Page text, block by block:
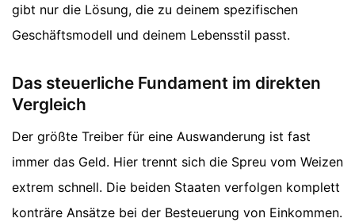
gibt nur die Lösung, die zu deinem spezifischen
Geschäftsmodell und deinem Lebensstil passt.
Das steuerliche Fundament im direkten
Vergleich
Der größte Treiber für eine Auswanderung ist fast
immer das Geld. Hier trennt sich die Spreu vom Weizen
extrem schnell. Die beiden Staaten verfolgen komplett
konträre Ansätze bei der Besteuerung von Einkommen.